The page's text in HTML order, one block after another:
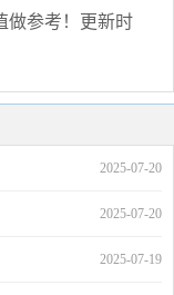
参考！ 更新时
2025-07-20
2025-07-20
2025-07-19